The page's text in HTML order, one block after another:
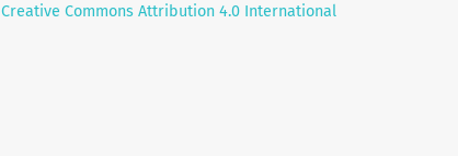
Creative Commons Attribution 4.0 International